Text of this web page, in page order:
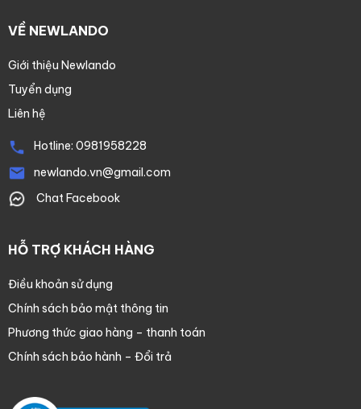
VỀ NEWLANDO
Giới thiệu Newlando
Tuyển dụng
Liên hệ
Hotline: 0981958228
newlando.vn@gmail.com
Chat Facebook
HỖ TRỢ KHÁCH HÀNG
Điều khoản sử dụng
Chính sách bảo mật thông tin
Phương thức giao hàng – thanh toán
Chính sách bảo hành – Đổi trả